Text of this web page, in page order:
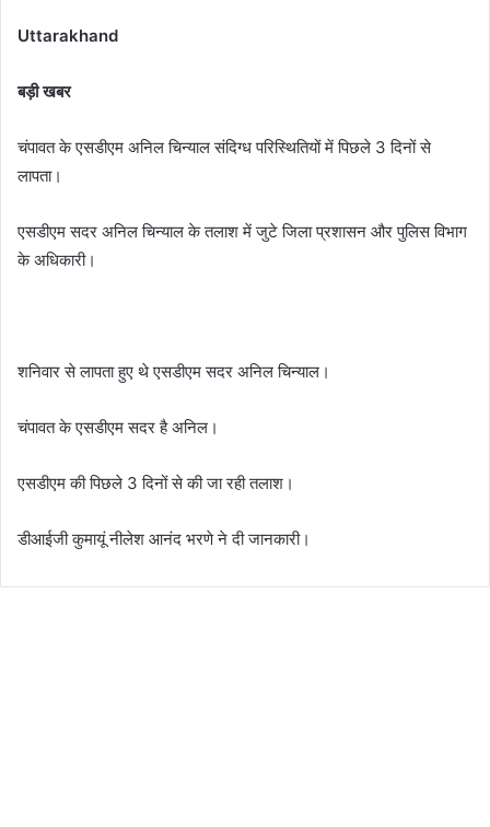
Uttarakhand
बड़ी खबर
चंपावत के एसडीएम अनिल चिन्याल संदिग्ध परिस्थितियों में पिछले 3 दिनों से
लापता।
एसडीएम सदर अनिल चिन्याल के तलाश में जुटे जिला प्रशासन और पुलिस विभाग
के अधिकारी।
शनिवार से लापता हुए थे एसडीएम सदर अनिल चिन्याल।
चंपावत के एसडीएम सदर है अनिल।
एसडीएम की पिछले 3 दिनों से की जा रही तलाश।
डीआईजी कुमायूं नीलेश आनंद भरणे ने दी जानकारी।